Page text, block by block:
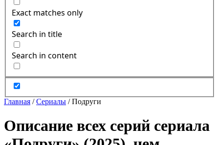
Exact matches only
Search in title
Search in content
Главная /Сериалы /Подруги
Описание всех серий сериала